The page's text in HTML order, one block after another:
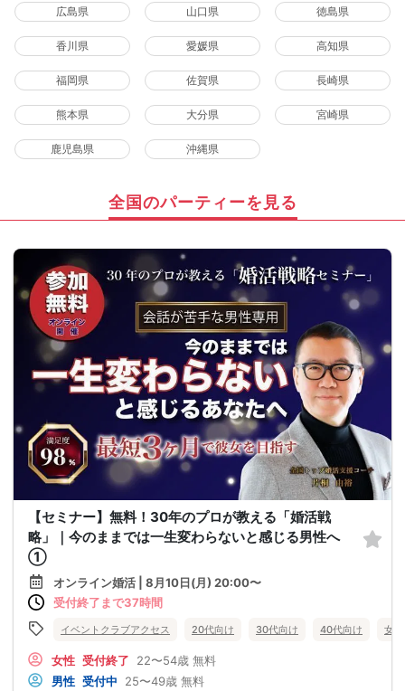
広島県 山口県 徳島県
香川県 愛媛県 高知県
福岡県 佐賀県 長崎県
熊本県 大分県 宮崎県
鹿児島県 沖縄県
全国のパーティーを見る
【セミナー】無料！30年のプロが教える「婚活戦
略」｜今のままでは一生変わらないと感じる男性へ
①
オンライン婚活 | 8月10日(月) 20:00〜
受付終了まで37時間
イベントクラブアクセス 20代向け 30代向け 40代向け 女
女性 受付終了 22〜54歳 無料
男性 受付中 25〜49歳 無料